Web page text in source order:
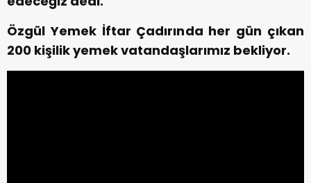
Özgül Yemek İftar Çadırında her gün çıkan
200 kişilik yemek vatandaşlarımız bekliyor.